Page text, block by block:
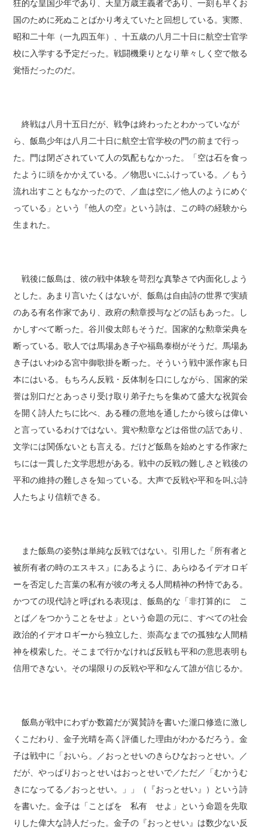
狂的な皇国少年であり、天皇万歳主義者であり、一刻も早くお
国のために死ぬことばかり考えていたと回想している。実際、
昭和二十年（一九四五年）、十五歳の八月二十日に航空士官学
校に入学する予定だった。戦闘機乗りとなり華々しく空で散る
覚悟だったのだ。
終戦は八月十五日だが、戦争は終わったとわかっていなが
ら、飯島少年は八月二十日に航空士官学校の門の前まで行っ
た。門は閉ざされていて人の気配もなかった。「空は石を食っ
たように頭をかかえている。／物思いにふけっている。／もう
流れ出すこともなかったので、／血は空に／他人のようにめぐ
っている」という『他人の空』という詩は、この時の経験から
生まれた。
戦後に飯島は、彼の戦中体験を苛烈な真摯さで内面化しよう
とした。あまり言いたくはないが、飯島は自由詩の世界で実績
のある有名作家であり、政府の勲章授与などの話もあった。し
かしすべて断った。谷川俊太郎もそうだ。国家的な勲章栄典を
断っている。歌人では馬場あき子や福島泰樹がそうだ。馬場あ
き子はいわゆる宮中御歌掛を断った。そういう戦中派作家も日
本にはいる。もちろん反戦・反体制を口にしながら、国家的栄
誉は別口だとあっさり受け取り弟子たちを集めて盛大な祝賀会
を開く詩人たちに比べ、ある種の意地を通したから彼らは偉い
と言っているわけではない。賞や勲章などは俗世の話であり、
文学には関係ないとも言える。だけど飯島を始めとする作家た
ちには一貫した文学思想がある。戦中の反戦の難しさと戦後の
平和の維持の難しさを知っている。大声で反戦や平和を叫ぶ詩
人たちより信頼できる。
また飯島の姿勢は単純な反戦ではない。引用した『所有者と
被所有者の時のエスキス』にあるように、あらゆるイデオロギ
ーを否定した言葉の私有が彼の考える人間精神の矜恃である。
かつての現代詩と呼ばれる表現は、飯島的な「非打算的に こ
とば／をつかうことをせよ」という命題の元に、すべての社会
政治的イデオロギーから独立した、崇高なまでの孤独な人間精
神を模索した。そこまで行かなければ反戦も平和の意思表明も
信用できない。その場限りの反戦や平和なんて誰が信じるか。
飯島が戦中にわずか数篇だが翼賛詩を書いた瀧口修造に激し
くこだわり、金子光晴を高く評価した理由がわかるだろう。金
子は戦中に「おいら。／おっとせいのきらひなおっとせい。／
だが、やっぱりおっとせいはおっとせいで／ただ／「むかうむ
きになってる／おっとせい。」」（『おっとせい』）という詩
を書いた。金子は「ことばを 私有 せよ」という命題を先取
りした偉大な詩人だった。金子の『おっとせい』は数少ない反